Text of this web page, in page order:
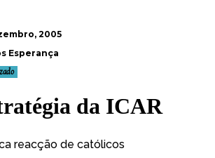
2005
Esperança
da ICAR
reacção de católicos